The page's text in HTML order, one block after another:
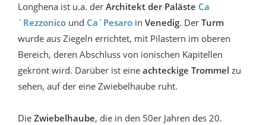
Longhena ist u.a. der Architekt der Paläste Ca
´Rezzonico und Ca´Pesaro in Venedig. Der Turm
wurde aus Ziegeln errichtet, mit Pilastern im oberen
Bereich, deren Abschluss von ionischen Kapitellen
gekrönt wird. Darüber ist eine achteckige Trommel zu
sehen, auf der eine Zwiebelhaube ruht.
Die Zwiebelhaube, die in den 50er Jahren des 20.